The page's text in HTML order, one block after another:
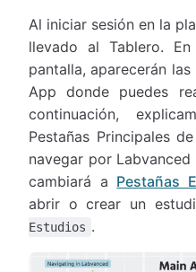
Al iniciar sesión en la
llevado al Tablero.
pantalla, aparecerán
App donde puedes
continuación,
Pestañas Principales
navegar por
cambiará a Pestañas
abrir o crear un
Estudios .